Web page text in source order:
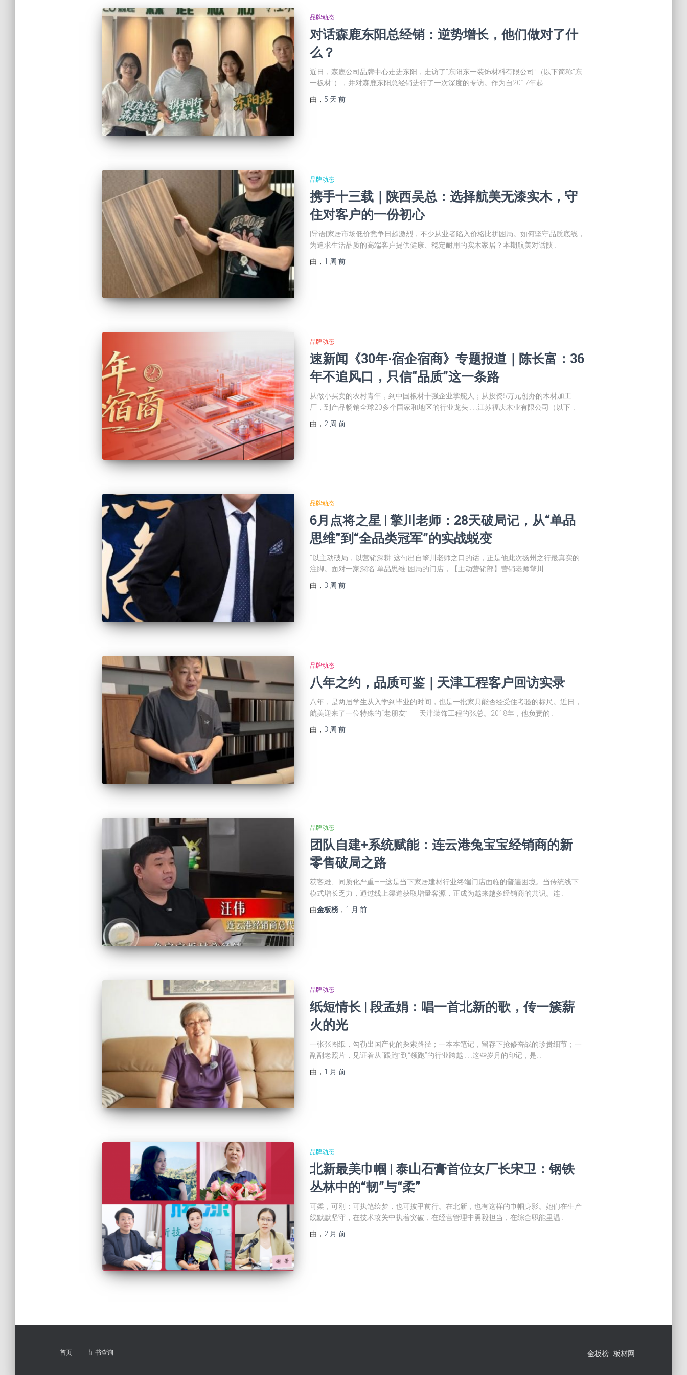
品牌动态
对话森鹿东阳总经销：逆势增长，他们做对了什
么？
近日，森鹿公司品牌中心走进东阳，走访了“东阳东一装饰材料有限公司”（以下简称“东
一板材”），并对森鹿东阳总经销进行了一次深度的专访。作为自2017年起…
由 ， 5 天 前
品牌动态
携手十三载｜陕西吴总：选择航美无漆实木，守
住对客户的一份初心
|导语|家居市场低价竞争日趋激烈，不少从业者陷入价格比拼困局。如何坚守品质底线，
为追求生活品质的高端客户提供健康、稳定耐用的实木家居？本期航美对话陕…
由 ， 1 周 前
品牌动态
速新闻《30年·宿企宿商》专题报道｜陈长富：36
年不追风口，只信“品质”这一条路
从做小买卖的农村青年，到中国板材十强企业掌舵人；从投资5万元创办的木材加工
厂，到产品畅销全球20多个国家和地区的行业龙头……江苏福庆木业有限公司（以下…
由 ， 2 周 前
品牌动态
6月点将之星 | 擎川老师：28天破局记，从“单品
思维”到“全品类冠军”的实战蜕变
“以主动破局，以营销深耕”这句出自擎川老师之口的话，正是他此次扬州之行最真实的
注脚。面对一家深陷“单品思维”困局的门店，【主动营销部】营销老师擎川…
由 ， 3 周 前
品牌动态
八年之约，品质可鉴｜天津工程客户回访实录
八年，是两届学生从入学到毕业的时间，也是一批家具能否经受住考验的标尺。近日，
航美迎来了一位特殊的“老朋友”——天津装饰工程的张总。2018年，他负责的…
由 ， 3 周 前
品牌动态
团队自建+系统赋能：连云港兔宝宝经销商的新
零售破局之路
获客难、同质化严重——这是当下家居建材行业终端门店面临的普遍困境。当传统线下
模式增长乏力，通过线上渠道获取增量客源，正成为越来越多经销商的共识。连…
由金板榜， 1 月 前
品牌动态
纸短情长 | 段孟娟：唱一首北新的歌，传一簇薪
火的光
一张张图纸，勾勒出国产化的探索路径；一本本笔记，留存下抢修奋战的珍贵细节；一
副副老照片，见证着从“跟跑”到“领跑”的行业跨越……这些岁月的印记，是…
由 ， 1 月 前
品牌动态
北新最美巾帼 | 泰山石膏首位女厂长宋卫：钢铁
丛林中的“韧”与“柔”
可柔，可刚；可执笔绘梦，也可披甲前行。在北新，也有这样的巾帼身影。她们在生产
线默默坚守，在技术攻关中执着突破，在经营管理中勇毅担当，在综合职能里温…
由 ， 2 月 前
首页 证书查询 金板榜 板材网